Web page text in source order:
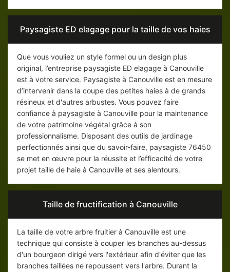
Paysagiste ED elagage pour la taille de vos haies
Que vous vouliez un style formel ou un design plus
original, l’entreprise paysagiste ED elagage à Canouville
est à votre service. Paysagiste à Canouville est en mesure
d’intervenir dans la coupe des petites haies à de grands
résineux et d'autres arbustes. Vous pouvez faire
confiance à paysagiste à Canouville pour la maintenance
de votre patrimoine végétal grâce à son
professionnalisme. Disposant des outils de jardinage
perfectionnés ainsi que du savoir-faire, paysagiste 76450
se met en œuvre pour la réussite et l’efficacité de votre
projet taille de haie à Canouville et ses alentours.
Taille de fructification à Canouville
La taille de votre arbre fruitier à Canouville est une
technique qui consiste à couper les branches au-dessus
d'un bourgeon dirigé vers l'extérieur afin d'éviter que les
branches taillées ne repoussent vers l'arbre. Durant la